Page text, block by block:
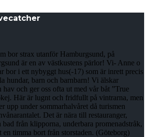
bor strax utanför Hamburgsund, på
är en av västkustens pärlor! Vi- Anne o
bor i ett nybyggt hus(-17) som är inrett precis
hundar, barn och barnbarn! Vi älskar
och ger oss ofta ut med vår båt ”True
Här är lugnt och fridfullt på vintrarna, men
upp under sommarhalvåret då turismen
Det är nära till restauranger,
bad från klipporna, underbara promenadstråk,
en timma bort från storstaden. (Göteborg)